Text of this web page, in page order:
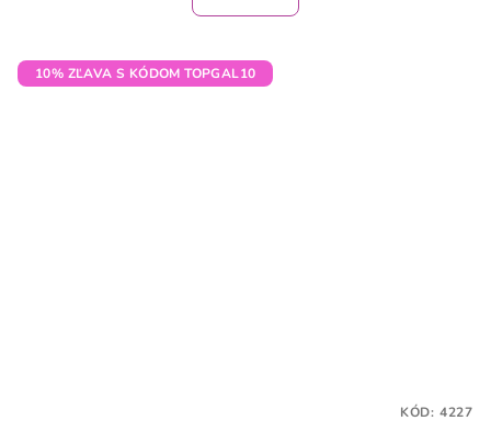
10% ZĽAVA S KÓDOM TOPGAL10
KÓD: 4227